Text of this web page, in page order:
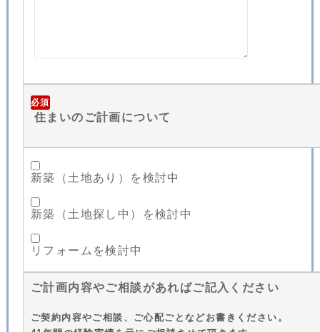
必須
住まいのご計画について
新築（土地あり）を検討中
新築（土地探し中）を検討中
リフォームを検討中
ご計画内容やご相談があればご記入ください
ご契約内容やご相談、ご心配ごとなどお書きください。